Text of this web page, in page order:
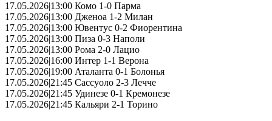
17.05.2026|13:00 Комо 1-0 Парма
17.05.2026|13:00 Дженоа 1-2 Милан
17.05.2026|13:00 Ювентус 0-2 Фиорентина
17.05.2026|13:00 Пиза 0-3 Наполи
17.05.2026|13:00 Рома 2-0 Лацио
17.05.2026|16:00 Интер 1-1 Верона
17.05.2026|19:00 Аталанта 0-1 Болонья
17.05.2026|21:45 Сассуоло 2-3 Лечче
17.05.2026|21:45 Удинезе 0-1 Кремонезе
17.05.2026|21:45 Кальяри 2-1 Торино